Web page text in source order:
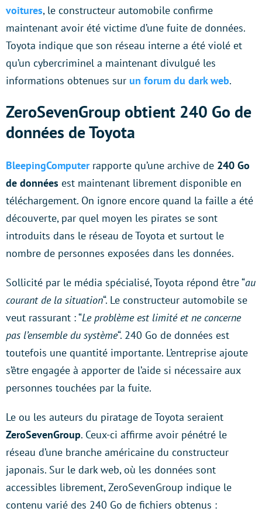
voitures, le constructeur automobile confirme
maintenant avoir été victime d’une fuite de données.
Toyota indique que son réseau interne a été violé et
qu’un cybercriminel a maintenant divulgué les
informations obtenues sur un forum du dark web.
ZeroSevenGroup obtient 240 Go de
données de Toyota
BleepingComputerrapporte qu’une archive de 240 Go
de données est maintenant librement disponible en
téléchargement. On ignore encore quand la faille a été
découverte, par quel moyen les pirates se sont
introduits dans le réseau de Toyota et surtout le
nombre de personnes exposées dans les données.
Sollicité par le média spécialisé, Toyota répond être “au
courant de la situation“. Le constructeur automobile se
veut rassurant : “Le problème est limité et ne concerne
pas l’ensemble du système“. 240 Go de données est
toutefois une quantité importante. L’entreprise ajoute
s’être engagée à apporter de l’aide si nécessaire aux
personnes touchées par la fuite.
Le ou les auteurs du piratage de Toyota seraient
ZeroSevenGroup. Ceux-ci affirme avoir pénétré le
réseau d’une branche américaine du constructeur
japonais. Sur le dark web, où les données sont
accessibles librement, ZeroSevenGroup indique le
contenu varié des 240 Go de fichiers obtenus :